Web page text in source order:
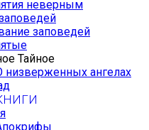
неверным
заповедей
Тайное
низверженных ангелах